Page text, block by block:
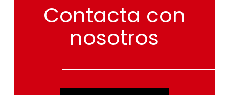
Contacta con
nosotros